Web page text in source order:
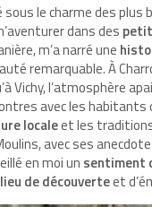
le charme des plus
dans des
m’a narré une
remarquable. À
Vichy, l’atmosphère
avec les
localeet les
avec ses
en moi un sentiment
de découverteet